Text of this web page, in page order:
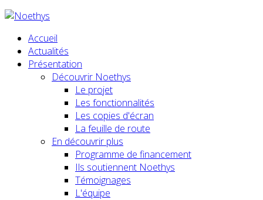
Accueil
Actualités
Présentation
Découvrir Noethys
Le projet
Les fonctionnalités
Les copies d'écran
La feuille de route
En découvrir plus
Programme de financement
Ils soutiennent Noethys
Témoignages
L'équipe